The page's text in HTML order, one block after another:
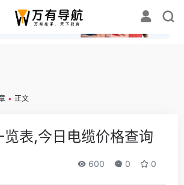
✕
• 正文
览表,今日电缆价格查询
600 0 0